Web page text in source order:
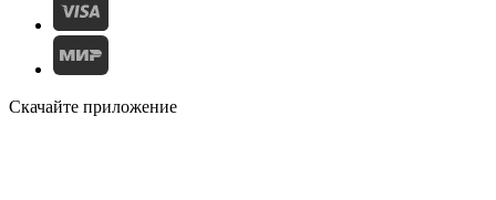
Скачайте приложение